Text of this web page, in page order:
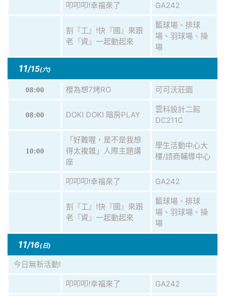
叩叩叩!幸福來了 GA242
割『工』!快『國』來跟
老『資』一起動起來
籃球場、排球
場、羽球場、操
場
11/15(六)
08:00 櫻為想7烤RO 可可沃莊園
08:00 DOKI DOKI 暗房PLAY
雲科設計二館
DC211C
10:00
「好難喔，是不是我想
得太複雜」人際主題講
座
學生活動中心大
樓/諮商輔導中心
叩叩叩!幸福來了 GA242
割『工』!快『國』來跟
老『資』一起動起來
籃球場、排球
場、羽球場、操
場
11/16(日)
今日無新活動!
叩叩叩!幸福來了 GA242